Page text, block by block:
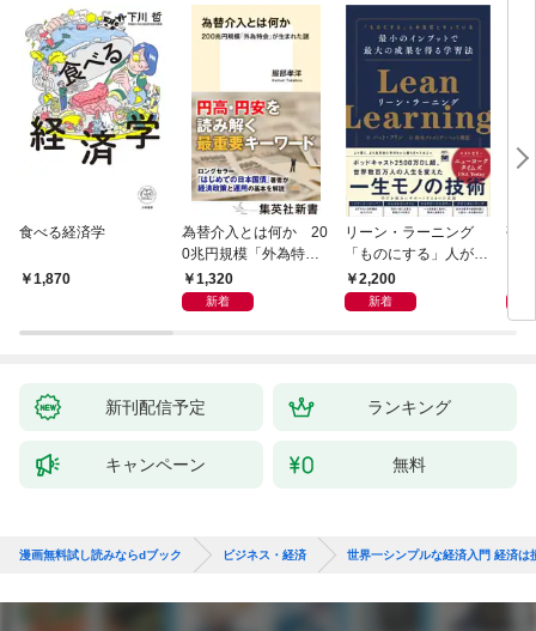
食べる経済学
1,870
為替介入とは何か 20
0兆円規模「外為特
会」が生まれた謎
1,320
新着
リーン・ラーニング
「ものにする」人が自
然とやっている 最小の
インプットで最大の成
2,200
新着
研
新刊配信予定 ランキング
キャンペーン 無料
漫画無料試し読みならdブック ビジネス・経済 世界一シンプルな経済入門 経済は